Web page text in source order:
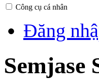
Công cụ cá nhân
Đăng
Semjase